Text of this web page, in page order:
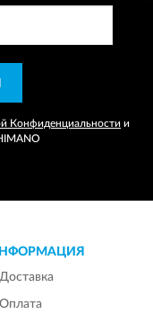
Конфиденциальности и
Доставка
Оплата